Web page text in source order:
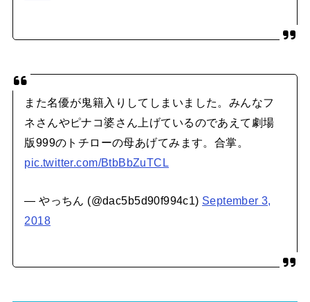
また名優が鬼籍入りしてしまいました。みんなフ
ネさんやピナコ婆さん上げているのであえて劇場
版999のトチローの母あげてみます。合掌。
pic.twitter.com/BtbBbZuTCL
— やっちん (@dac5b5d90f994c1) September 3,
2018